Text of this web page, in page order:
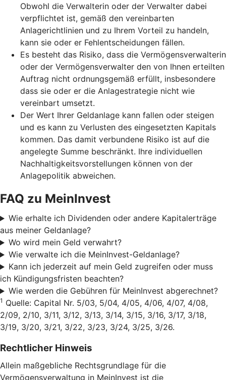
Obwohl die Verwalterin oder der Verwalter dabei
verpflichtet ist, gemäß den vereinbarten
Anlagerichtlinien und zu Ihrem Vorteil zu handeln,
kann sie oder er Fehlentscheidungen fällen.
Es besteht das Risiko, dass die Vermögensverwalterin
oder der Vermögensverwalter den von Ihnen erteilten
Auftrag nicht ordnungsgemäß erfüllt, insbesondere
dass sie oder er die Anlagestrategie nicht wie
vereinbart umsetzt.
Der Wert Ihrer Geldanlage kann fallen oder steigen
und es kann zu Verlusten des eingesetzten Kapitals
kommen. Das damit verbundene Risiko ist auf die
angelegte Summe beschränkt. Ihre individuellen
Nachhaltigkeitsvorstellungen können von der
Anlagepolitik abweichen.
FAQ zu MeinInvest
Wie erhalte ich Dividenden oder andere Kapitalerträge
aus meiner Geldanlage?
Wo wird mein Geld verwahrt?
Wie verwalte ich die MeinInvest-Geldanlage?
Kann ich jederzeit auf mein Geld zugreifen oder muss
ich Kündigungsfristen beachten?
Wie werden die Gebühren für MeinInvest abgerechnet?
1 Quelle: Capital Nr. 5/03, 5/04, 4/05, 4/06, 4/07, 4/08,
2/09, 2/10, 3/11, 3/12, 3/13, 3/14, 3/15, 3/16, 3/17, 3/18,
3/19, 3/20, 3/21, 3/22, 3/23, 3/24, 3/25, 3/26.
Rechtlicher Hinweis
Allein maßgebliche Rechtsgrundlage für die
Vermögensverwaltung in MeinInvest ist die